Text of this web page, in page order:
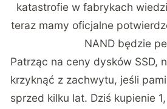
katastrofie w fabrykach
teraz mamy oficjalne
NAND będzie
Patrząc na ceny dysków SSD,
krzyknąć z zachwytu, jeśli
sprzed kilku lat. Dziś kupienie